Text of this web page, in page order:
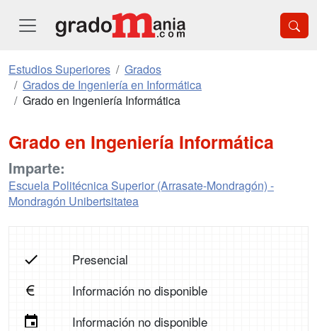
Estudios Superiores
Grados
Grados de Ingeniería en Informática
Grado en Ingeniería Informática
Grado en Ingeniería Informática
Imparte:
Escuela Politécnica Superior (Arrasate-Mondragón) -
Mondragón Unibertsitatea
Presencial
Información no disponible
Información no disponible